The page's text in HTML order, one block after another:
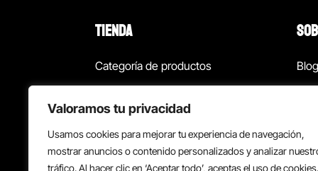
Valoramos tu privacidad
Usamos cookies para mejorar tu experiencia de navegación,
mostrar anuncios o contenido personalizados y analizar
tráfico. Al hacer clic en ‘Aceptar todo’, aceptas el uso de cookies.
TIENDA
Categoría de productos
¡Las mejores ofertas!
Back to school
Blog